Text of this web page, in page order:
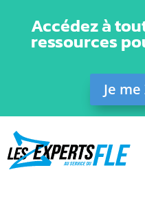
Accédez à
ressources
Je